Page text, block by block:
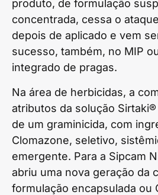
produto, de formulação
concentrada, cessa o
depois de aplicado e vem
sucesso, também, no MIP
integrado de pragas.
Na área de herbicidas, a
atributos da solução
de um graminicida, com
Clomazone, seletivo,
emergente. Para a Sipcam
abriu uma nova geração da
formulação encapsulada ou